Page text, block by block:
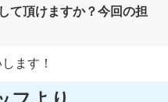
て頂けますか？今回の担
ます！